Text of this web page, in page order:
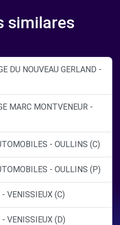
similares
DU NOUVEAU GERLAND -
MARC MONTVENEUR -
- OULLINS (C)
- OULLINS (P)
VENISSIEUX (C)
VENISSIEUX (D)